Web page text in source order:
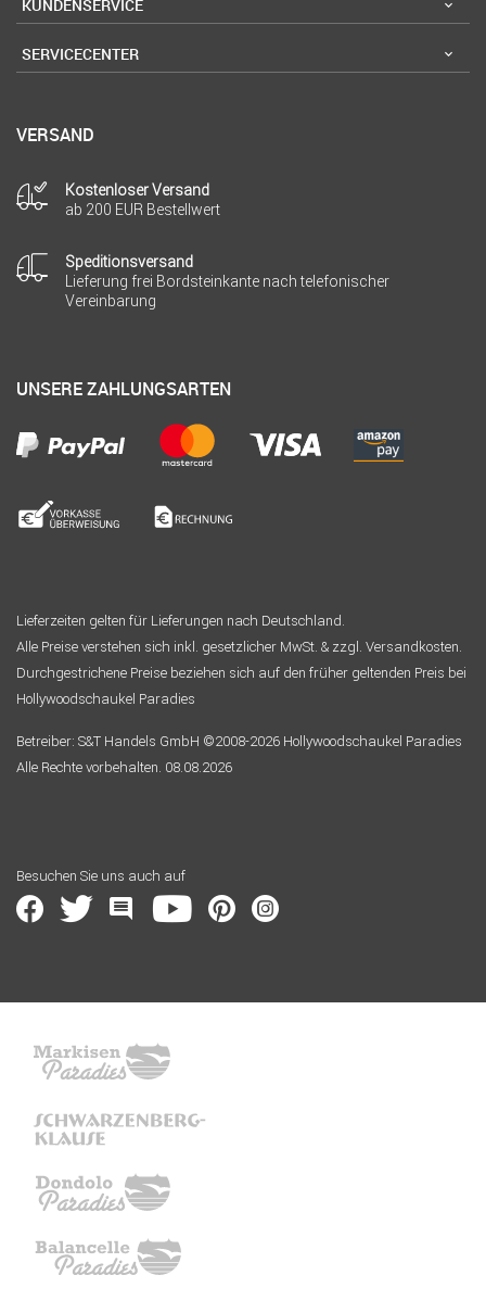
KUNDENSERVICE
SERVICECENTER
VERSAND
Kostenloser Versand
ab 200 EUR Bestellwert
Speditionsversand
Lieferung frei Bordsteinkante nach telefonischer
Vereinbarung
UNSERE ZAHLUNGSARTEN
Lieferzeiten gelten für Lieferungen nach Deutschland.
Alle Preise verstehen sich inkl. gesetzlicher MwSt. & zzgl. Versandkosten.
Durchgestrichene Preise beziehen sich auf den früher geltenden Preis bei
Hollywoodschaukel Paradies
Betreiber: S&T Handels GmbH ©2008-2026 Hollywoodschaukel Paradies
Alle Rechte vorbehalten. 08.08.2026
Besuchen Sie uns auch auf